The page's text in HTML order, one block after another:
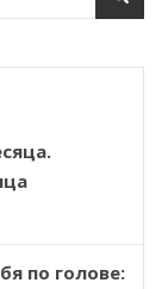
по голове: